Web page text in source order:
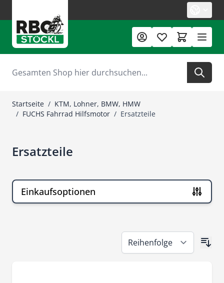
Suche
Startseite / KTM, Lohner, BMW, HMW
/ FUCHS Fahrrad Hilfsmotor / Ersatzteile
Ersatzteile
Einkaufsoptionen